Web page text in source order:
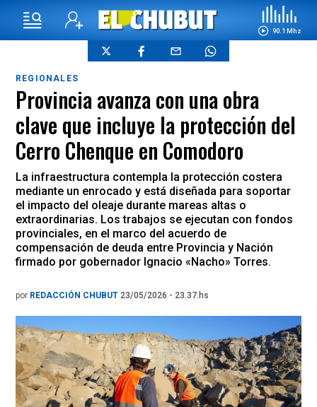
90.1 Mhz
REGIONALES
Provincia avanza con una obra
clave que incluye la protección del
Cerro Chenque en Comodoro
La infraestructura contempla la protección costera
mediante un enrocado y está diseñada para soportar
el impacto del oleaje durante mareas altas o
extraordinarias. Los trabajos se ejecutan con fondos
provinciales, en el marco del acuerdo de
compensación de deuda entre Provincia y Nación
firmado por gobernador Ignacio «Nacho» Torres.
por REDACCIÓN CHUBUT 23/05/2026 - 23.37.hs